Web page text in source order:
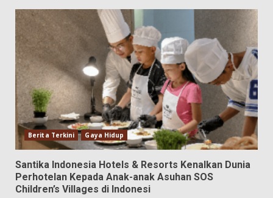
Berita Terkini Gaya Hidup
Santika Indonesia Hotels & Resorts Kenalkan Dunia
Perhotelan Kepada Anak-anak Asuhan SOS
Children’s Villages di Indonesi